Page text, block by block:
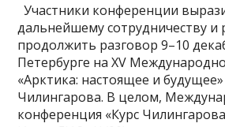
Участники конференции
дальнейшему сотрудничеству и
продолжить разговор 9–10
Петербурге на XV
«Арктика: настоящее и
Чилингарова. В целом,
конференция «Курс